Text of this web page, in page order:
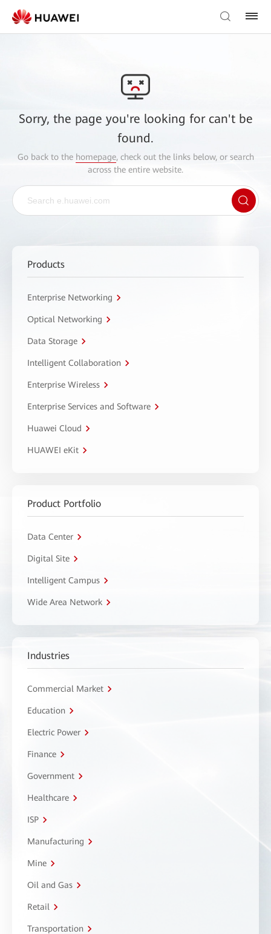
Sorry, the page you're looking for can't be
found.
Go back to the homepage, check out the links below, or search
across the entire website.
Products
Enterprise Networking
Optical Networking
Data Storage
Intelligent Collaboration
Enterprise Wireless
Enterprise Services and Software
Huawei Cloud
HUAWEI eKit
Product Portfolio
Data Center
Digital Site
Intelligent Campus
Wide Area Network
Industries
Commercial Market
Education
Electric Power
Finance
Government
Healthcare
ISP
Manufacturing
Mine
Oil and Gas
Retail
Transportation